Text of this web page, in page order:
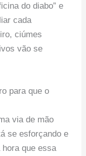
do diabo” e
cada
ciúmes
vão se
para que o
via de mão
se esforçando e
que essa